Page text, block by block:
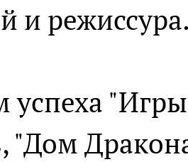
и
успеха
"Дом